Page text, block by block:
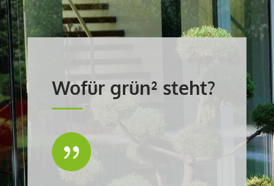
Wofür grün² steht?
{